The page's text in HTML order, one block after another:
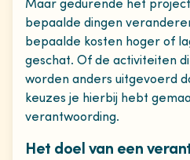
Maar gedurende het
bepaalde dingen
bepaalde kosten hoger of
geschat. Of de activiteiten
worden anders uitgevoerd
keuzes je hierbij hebt
verantwoording.
Het doel van een